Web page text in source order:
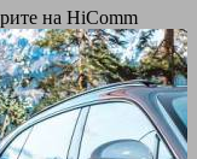
на HiComm